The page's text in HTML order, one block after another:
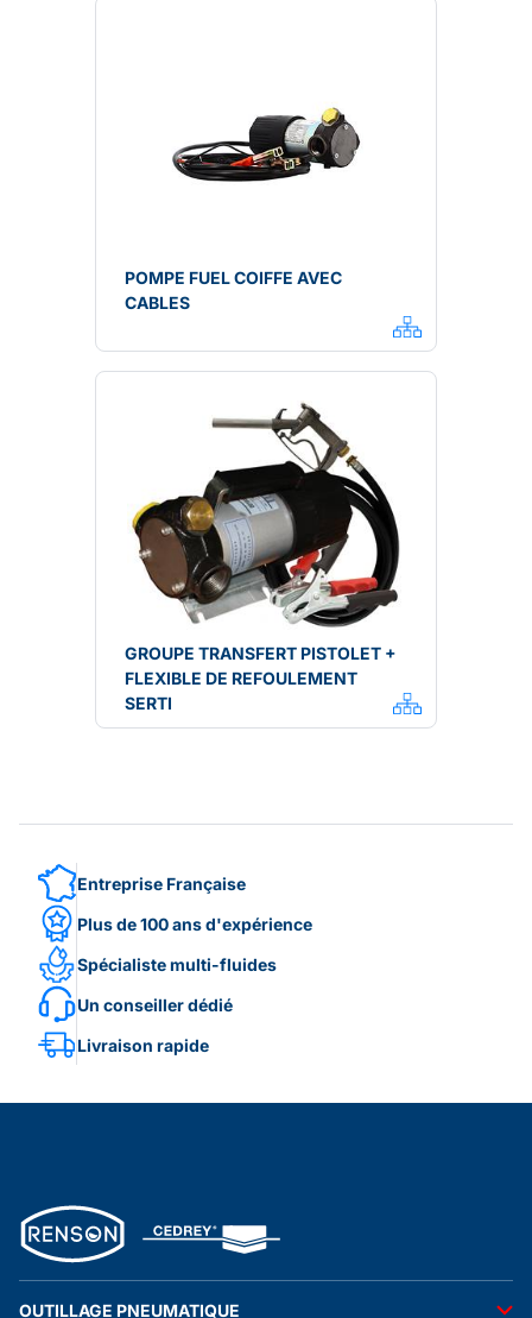
POMPE FUEL COIFFE AVEC
CABLES
GROUPE TRANSFERT PISTOLET +
FLEXIBLE DE REFOULEMENT
SERTI
Entreprise Française
Plus de 100 ans d'expérience
Spécialiste multi-fluides
Un conseiller dédié
Livraison rapide
OUTILLAGE PNEUMATIQUE